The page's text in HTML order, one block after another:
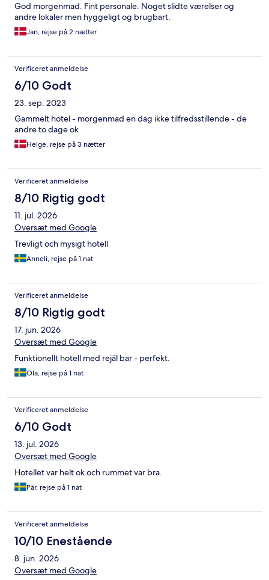
God morgenmad. Fint personale. Noget slidte værelser og
andre lokaler men hyggeligt og brugbart.
Jan, rejse på 2 nætter
Verificeret anmeldelse
6/10 Godt
23. sep. 2023
Gammelt hotel - morgenmad en dag ikke tilfredsstillende - de
andre to dage ok
Helge, rejse på 3 nætter
Verificeret anmeldelse
8/10 Rigtig godt
11. jul. 2026
Oversæt med Google
Trevligt och mysigt hotell
Anneli, rejse på 1 nat
Verificeret anmeldelse
8/10 Rigtig godt
17. jun. 2026
Oversæt med Google
Funktionellt hotell med rejäl bar - perfekt.
Ola, rejse på 1 nat
Verificeret anmeldelse
6/10 Godt
13. jul. 2026
Oversæt med Google
Hotellet var helt ok och rummet var bra.
Pär, rejse på 1 nat
Verificeret anmeldelse
10/10 Enestående
8. jun. 2026
Oversæt med Google